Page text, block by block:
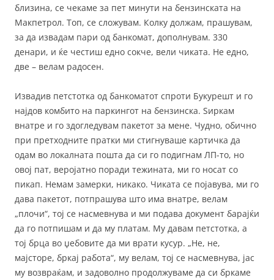
близина, се чекаме за пет минути на бензинската на
Макпетрол. Топ, се сложувам. Колку должам, прашувам,
за да извадам пари од банкомат, дополнувам. 330
денари, и ќе честиш едно сокче, вели чиката. Не едно,
две – велам радосен.
Извадив петстотка од банкоматот спроти Букурешт и го
најдов комбито на паркингот на бензинска. Ѕиркам
внатре и го здогледувам пакетот за мене. Чудно, обично
при претходните пратки ми стигнуваше картичка да
одам во локалната пошта да си го подигнам ЛП-то, но
овој пат, веројатно поради тежината, ми го носат со
пикап. Немам замерки, никако. Чиката се појавува, ми го
дава пакетот, потпрашува што има внатре, велам
„плочи“, тој се насмевнува и ми подава документ барајќи
да го потпишам и да му платам. Му давам петстотка, а
тој брца во џебовите да ми врати кусур. „Не, не,
мајсторе, бркај работа“, му велам, тој се насмевнува, јас
му возвраќам, и задоволно продолжуваме да си бркаме